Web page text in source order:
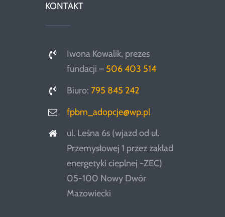
KONTAKT
Iwona Kowalik, prezes
fundacji – 506 403 514
Biuro:795 845 242
fpbm_adopcje@wp.pl
ul. Leśna 6s (wjazd od ul.
Przemysłowej 1 przez zakład
energetyki cieplnej -ZEC)
05-100 Nowy Dwór
Mazowiecki